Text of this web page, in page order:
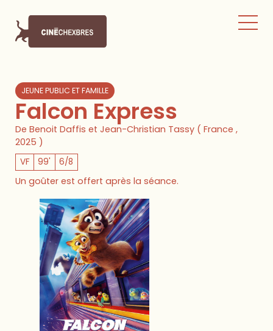
JEUNE PUBLIC ET FAMILLE
Falcon Express
De Benoit Daffis et Jean-Christian Tassy ( France ,
2025 )
VF 99' 6/8
Un goûter est offert après la séance.